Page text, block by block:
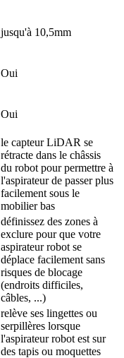
jusqu'à 10,5mm
Oui
Oui
le capteur LiDAR se
rétracte dans le châssis
du robot pour permettre à
l'aspirateur de passer plus
facilement sous le
mobilier bas
définissez des zones à
exclure pour que votre
aspirateur robot se
déplace facilement sans
risques de blocage
(endroits difficiles,
câbles, ...)
relève ses lingettes ou
serpillères lorsque
l'aspirateur robot est sur
des tapis ou moquettes